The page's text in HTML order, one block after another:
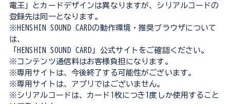
電王」とカードデザインは異なりますが、シリアルコードの
登録先は同一となります。
※HENSHIN SOUND CARDの動作環境・推奨ブラウザについて
は、
「HENSHIN SOUND CARD」公式サイトをご確認ください。
※コンテンツ通信料はお客様負担になります。
※専用サイトは、今後終了する可能性がございます。
※専用サイトは、アプリではございません。
※シリアルコードは、カード1枚につき1度しか使用すること